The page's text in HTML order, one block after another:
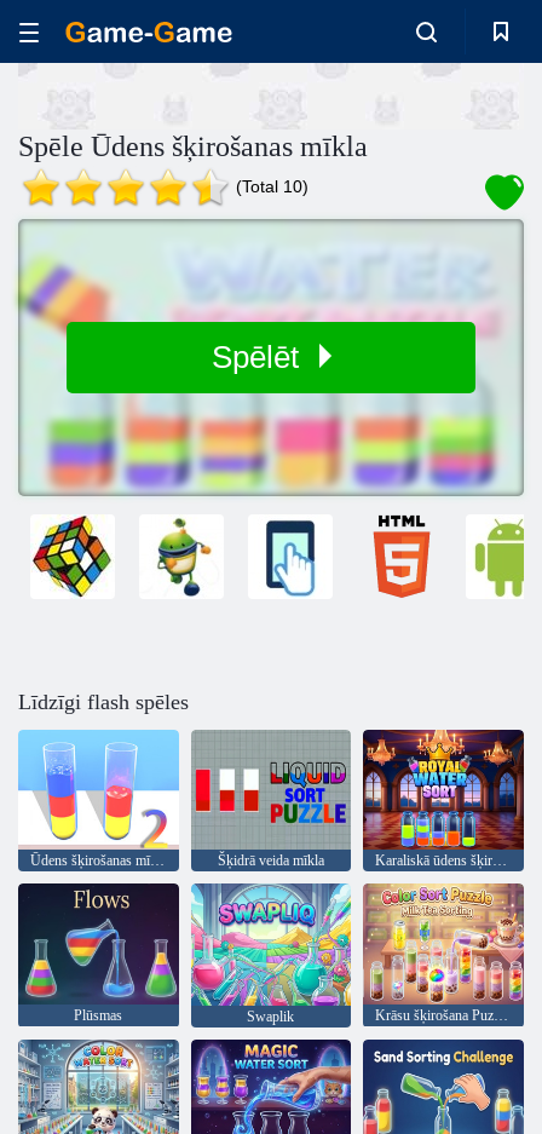
Spēle Ūdens šķirošanas mīkla
(Total 10)
Spēlēt
Līdzīgi flash spēles
Ūdens šķirošanas mīkla 2 Šķidrā veida mīkla Karaliskā ūdens šķirošana
Plūsmas Swaplik Krāsu šķirošana Puzzle Piena tējas šķirošana